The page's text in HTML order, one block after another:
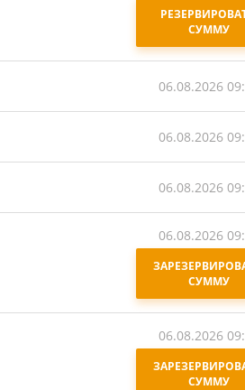
СУММУ
06.08.2026
06.08.2026
06.08.2026
06.08.2026
СУММУ
06.08.2026
СУММУ